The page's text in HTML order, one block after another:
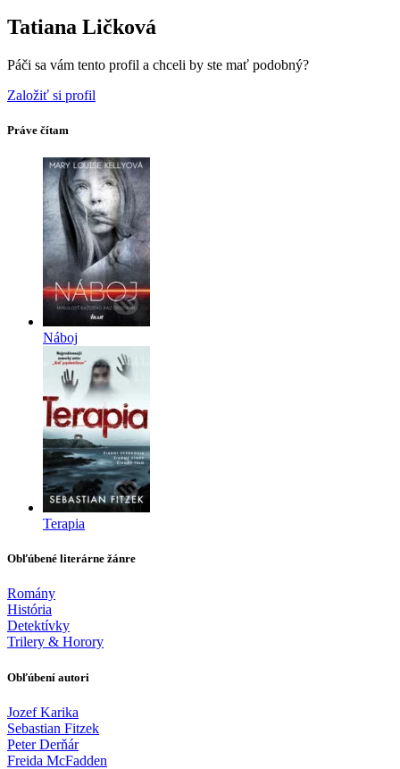
Tatiana Ličková
Páči sa vám tento profil a chceli by ste mať podobný?
Založiť si profil
Práve čítam
Náboj
Terapia
Obľúbené literárne žánre
Romány
História
Detektívky
Trilery & Horory
Obľúbení autori
Jozef Karika
Sebastian Fitzek
Peter Derňár
Freida McFadden